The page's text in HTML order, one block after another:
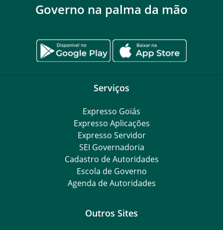
Governo na palma da mão
Serviços
Expresso Goiás
Expresso Aplicações
Expresso Servidor
SEI Governadoria
Cadastro de Autoridades
Escola de Governo
Agenda de Autoridades
Outros Sites